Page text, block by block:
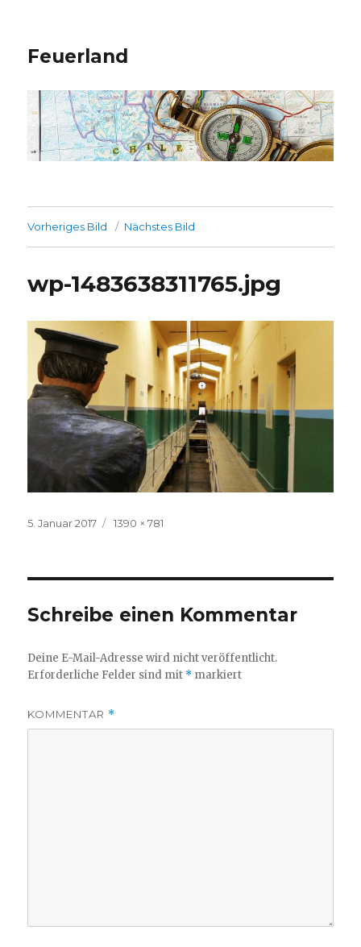
Feuerland
Vorheriges Bild Nächstes Bild
wp-1483638311765.jpg
Veröffentlicht
5. Januar 2017
Volle
1390 × 781
Schreibe einen Kommentar
Deine E-Mail-Adresse wird nicht veröffentlicht.
Erforderliche Felder sind mit * markiert
KOMMENTAR *